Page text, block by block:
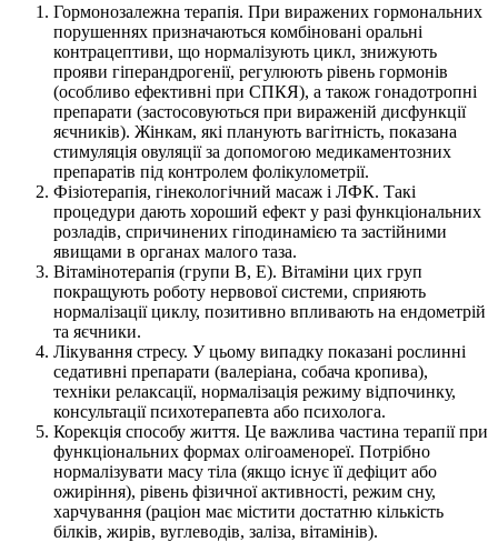
Гормонозалежна терапія. При виражених гормональних
порушеннях призначаються комбіновані оральні
контрацептиви, що нормалізують цикл, знижують
прояви гіперандрогенії, регулюють рівень гормонів
(особливо ефективні при СПКЯ), а також гонадотропні
препарати (застосовуються при вираженій дисфункції
яєчників). Жінкам, які планують вагітність, показана
стимуляція овуляції за допомогою медикаментозних
препаратів під контролем фолікулометрії.
Фізіотерапія, гінекологічний масаж і ЛФК. Такі
процедури дають хороший ефект у разі функціональних
розладів, спричинених гіподинамією та застійними
явищами в органах малого таза.
Вітамінотерапія (групи B, Е). Вітаміни цих груп
покращують роботу нервової системи, сприяють
нормалізації циклу, позитивно впливають на ендометрій
та яєчники.
Лікування стресу. У цьому випадку показані рослинні
седативні препарати (валеріана, собача кропива),
техніки релаксації, нормалізація режиму відпочинку,
консультації психотерапевта або психолога.
Корекція способу життя. Це важлива частина терапії при
функціональних формах олігоаменореї. Потрібно
нормалізувати масу тіла (якщо існує її дефіцит або
ожиріння), рівень фізичної активності, режим сну,
харчування (раціон має містити достатню кількість
білків, жирів, вуглеводів, заліза, вітамінів).